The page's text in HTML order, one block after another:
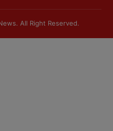
. All Right Reserved.